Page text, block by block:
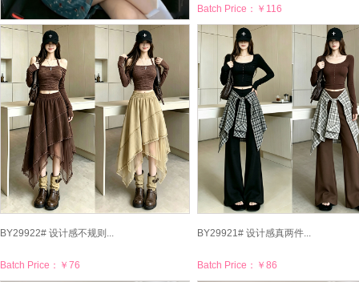
BY29926# 粉色荷叶边上...
Batch Price：￥45
Batch Price： ￥116
BY29922# 设计感不规则...
Batch Price： ￥76
BY29921# 设计感真两件...
Batch Price： ￥86